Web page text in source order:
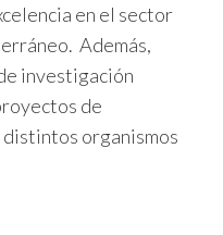
en el sector
Además,
investigación
de
organismos